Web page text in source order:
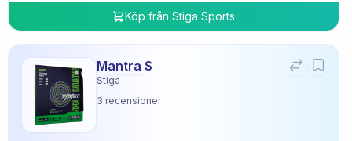
Köp från Stiga Sports
Mantra S
Stiga
3 recensioner